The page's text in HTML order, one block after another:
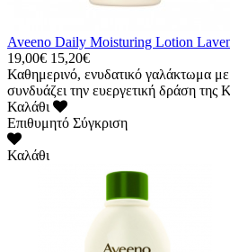
Aveeno Daily Moisturing Lotion
19,00€ 15,20€
Καθημερινό, ενυδατικό γαλάκτωμα
συνδυάζει την ευεργετική δράση της
Καλάθι
Επιθυμητό Σύγκριση
Καλάθι